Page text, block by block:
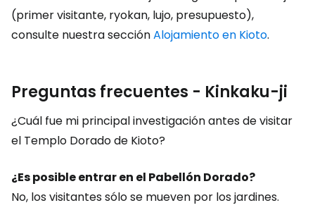
(primer visitante, ryokan, lujo, presupuesto),
consulte nuestra secciónAlojamiento en Kioto.
Preguntas frecuentes - Kinkaku-ji
¿Cuál fue mi principal investigación antes de visitar
el Templo Dorado de Kioto?
¿Es posible entrar en el Pabellón Dorado?
No, los visitantes sólo se mueven por los jardines.